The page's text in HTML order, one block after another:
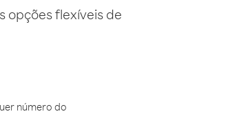
opções flexíveis de
número do